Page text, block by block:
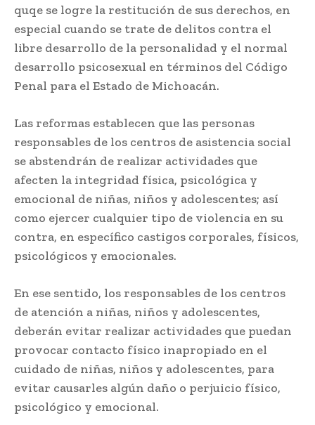
quqe se logre la restitución de sus derechos, en
especial cuando se trate de delitos contra el
libre desarrollo de la personalidad y el normal
desarrollo psicosexual en términos del Código
Penal para el Estado de Michoacán.
Las reformas establecen que las personas
responsables de los centros de asistencia social
se abstendrán de realizar actividades que
afecten la integridad física, psicológica y
emocional de niñas, niños y adolescentes; así
como ejercer cualquier tipo de violencia en su
contra, en específico castigos corporales, físicos,
psicológicos y emocionales.
En ese sentido, los responsables de los centros
de atención a niñas, niños y adolescentes,
deberán evitar realizar actividades que puedan
provocar contacto físico inapropiado en el
cuidado de niñas, niños y adolescentes, para
evitar causarles algún daño o perjuicio físico,
psicológico y emocional.